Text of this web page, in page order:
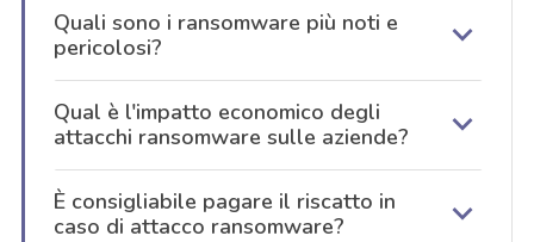
Quali sono i ransomware più noti e
pericolosi?
Qual è l'impatto economico degli
attacchi ransomware sulle aziende?
È consigliabile pagare il riscatto in
caso di attacco ransomware?